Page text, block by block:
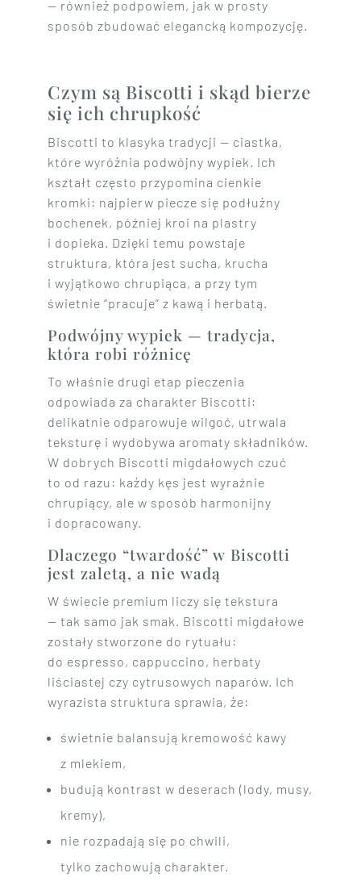
— również podpowiem, jak w prosty
sposób zbudować elegancką kompozycję.
Czym są Biscotti i skąd bierze
się ich chrupkość
Biscotti to klasyka tradycji — ciastka,
które wyróżnia podwójny wypiek. Ich
kształt często przypomina cienkie
kromki: najpierw piecze się podłużny
bochenek, później kroi na plastry
i dopieka. Dzięki temu powstaje
struktura, która jest sucha, krucha
i wyjątkowo chrupiąca, a przy tym
świetnie “pracuje” z kawą i herbatą.
Podwójny wypiek — tradycja,
która robi różnicę
To właśnie drugi etap pieczenia
odpowiada za charakter Biscotti:
delikatnie odparowuje wilgoć, utrwala
teksturę i wydobywa aromaty składników.
W dobrych Biscotti migdałowych czuć
to od razu: każdy kęs jest wyraźnie
chrupiący, ale w sposób harmonijny
i dopracowany.
Dlaczego “twardość” w Biscotti
jest zaletą, a nie wadą
W świecie premium liczy się tekstura
— tak samo jak smak. Biscotti migdałowe
zostały stworzone do rytuału:
do espresso, cappuccino, herbaty
liściastej czy cytrusowych naparów. Ich
wyrazista struktura sprawia, że:
świetnie balansują kremowość kawy
z mlekiem,
budują kontrast w deserach (lody, musy,
kremy),
nie rozpadają się po chwili,
tylko zachowują charakter.